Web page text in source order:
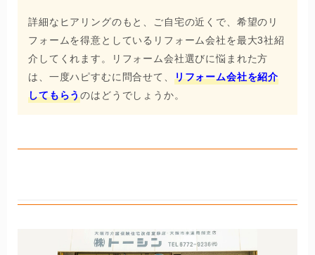
詳細なヒアリングのもと、ご自宅の近くで、希望のリ
フォームを得意としているリフォーム会社を最大3社紹
介してくれます。リフォーム会社選びに悩まれた方
は、一度ハピすむに問合せて、 リフォーム会社を紹介
してもらうのはどうでしょうか。